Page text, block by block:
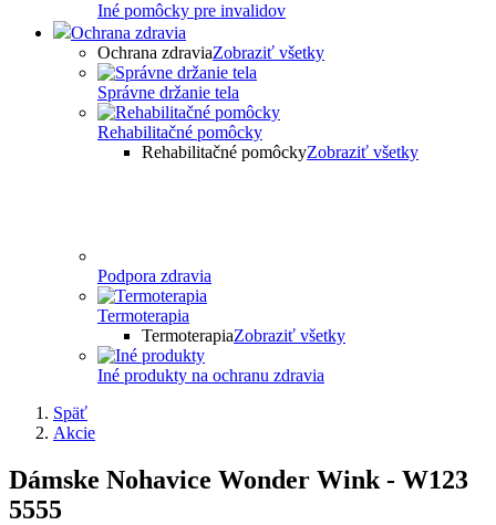
Iné pomôcky pre invalidov
Ochrana zdravia
Ochrana zdraviaZobraziť všetky
Správne držanie tela
Rehabilitačné pomôcky
Rehabilitačné pomôckyZobraziť všetky
Podpora zdravia
Termoterapia
TermoterapiaZobraziť všetky
Iné produkty na ochranu zdravia
Späť
Akcie
Dámske Nohavice Wonder Wink - W123
5555